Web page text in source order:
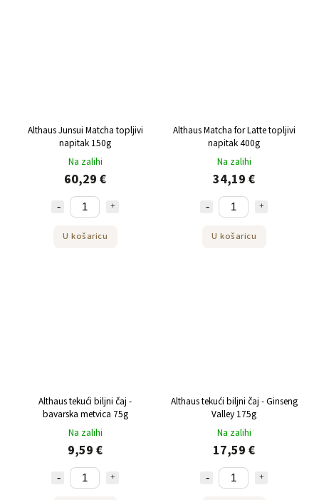
Althaus Junsui Matcha topljivi
napitak 150g
Na zalihi
60,29 €
U košaricu
Althaus Matcha for Latte topljivi
napitak 400g
Na zalihi
34,19 €
U košaricu
Althaus tekući biljni čaj -
bavarska metvica 75g
Na zalihi
9,59 €
Althaus tekući biljni čaj - Ginseng
Valley 175g
Na zalihi
17,59 €